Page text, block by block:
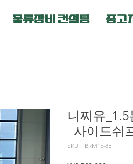
물류장비 컨설팅 중고
니찌유
_사이드쉬
SKU: FBRM15-8B